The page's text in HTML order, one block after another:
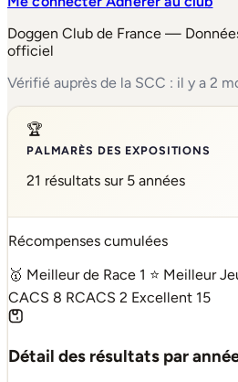
Doggen Club de France —
officiel
Vérifié auprès de la SCC : il y a 2
🏆
PALMARÈS DES EXPOSITIONS
21 résultats sur 5 années
Récompenses cumulées
🥇 Meilleur de Race 1 ⭐ Meilleur
CACS 8 RCACS 2 Excellent 15
Détail des résultats par